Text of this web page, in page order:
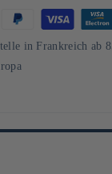
in Frankreich ab